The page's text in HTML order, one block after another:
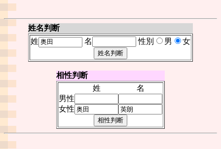
姓名判断
姓
名 性別 男 女
相性判断
姓
名
男性
女性